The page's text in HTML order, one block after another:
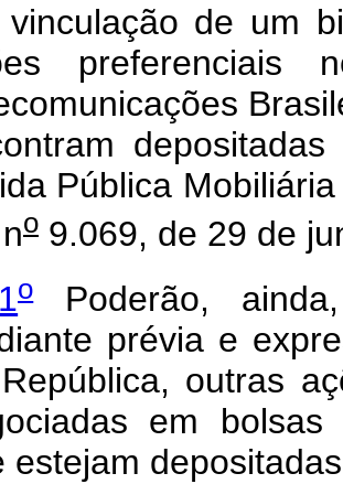
vinculação de um
preferenciais
Pública
o 9.069, de 29 de
oPoderão,
prévia e
outras
em
estejam